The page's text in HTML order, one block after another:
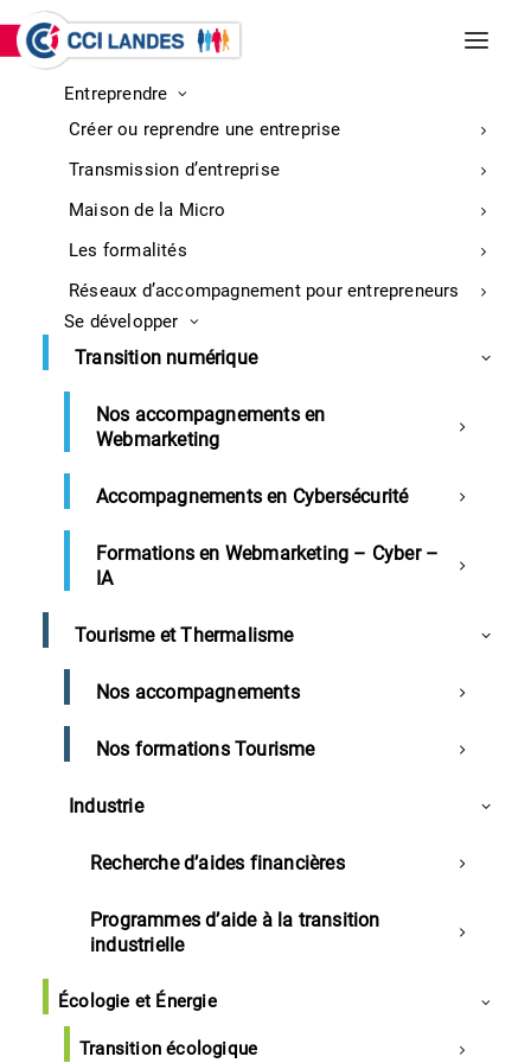
Entreprendre
Créer ou reprendre une entreprise
Transmission d’entreprise
Maison de la Micro
Les formalités
Réseaux d’accompagnement pour entrepreneurs
Se développer
Transition numérique
Nos accompagnements en
Webmarketing
Accompagnements en Cybersécurité
Formations en Webmarketing – Cyber –
IA
Tourisme et Thermalisme
Nos accompagnements
Nos formations Tourisme
Industrie
Recherche d’aides financières
Programmes d’aide à la transition
industrielle
Écologie et Énergie
Transition écologique
INCENDIES DE BISCARROSSE ET
PARENTIS-EN-BORN
informations sur la mobilisation
05/05/2025 – Dax – Réunion
d’information« Réussir sa
création ou reprise d’entreprise
»
05/05/2025 – Dax – Réunion d’information« Réussir sa
Description de l'événement
5 mai 2025 : 9h00 -11h30